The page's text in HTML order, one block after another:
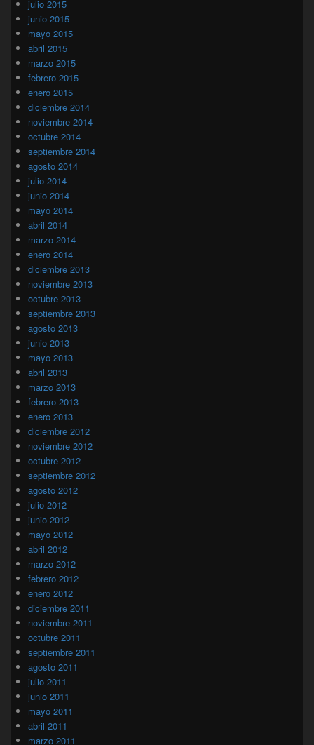
julio 2015
junio 2015
mayo 2015
abril 2015
marzo 2015
febrero 2015
enero 2015
diciembre 2014
noviembre 2014
octubre 2014
septiembre 2014
agosto 2014
julio 2014
junio 2014
mayo 2014
abril 2014
marzo 2014
enero 2014
diciembre 2013
noviembre 2013
octubre 2013
septiembre 2013
agosto 2013
junio 2013
mayo 2013
abril 2013
marzo 2013
febrero 2013
enero 2013
diciembre 2012
noviembre 2012
octubre 2012
septiembre 2012
agosto 2012
julio 2012
junio 2012
mayo 2012
abril 2012
marzo 2012
febrero 2012
enero 2012
diciembre 2011
noviembre 2011
octubre 2011
septiembre 2011
agosto 2011
julio 2011
junio 2011
mayo 2011
abril 2011
marzo 2011